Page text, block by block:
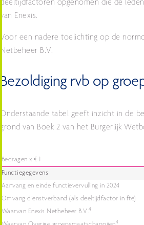
deeltijdfactoren opgenomen die de
van Enexis.
Voor een nadere toelichting op de
Netbeheer B.V.
Bezoldiging rvb op
Onderstaande tabel geeft inzicht in de
grond van Boek 2 van het Burgerlijk
Bedragen x € 1
Functiegegevens
Aanvang en einde functievervulling in 2024
Omvang dienstverband (als deeltijdfactor in fte)
Waarvan Enexis Netbeheer B.V.4
4